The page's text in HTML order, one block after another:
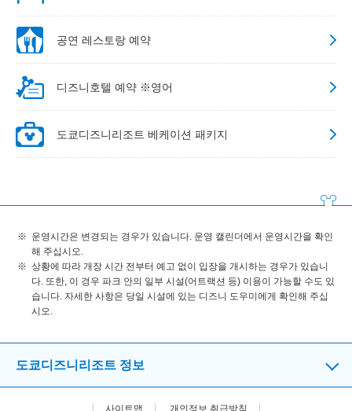
공연 레스토랑 예약
디즈니호텔 예약 ※영어
도쿄디즈니리조트 베케이션 패키지
운영시간은 변경되는 경우가 있습니다. 운영 캘린더에서 운영시간을 확인
해 주십시오.
상황에 따라 개장 시간 전부터 예고 없이 입장을 개시하는 경우가 있습니
다. 또한, 이 경우 파크 안의 일부 시설(어트랙션 등) 이용이 가능할 수도 있
습니다. 자세한 사항은 당일 시설에 있는 디즈니 도우미에게 확인해 주십
시오.
도쿄디즈니리조트 정보